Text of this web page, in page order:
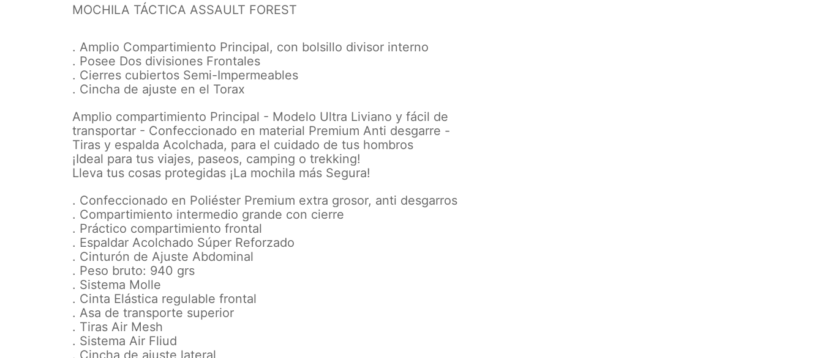
MOCHILA TÁCTICA ASSAULT FOREST
. Amplio Compartimiento Principal, con bolsillo divisor interno
. Posee Dos divisiones Frontales
. Cierres cubiertos Semi-Impermeables
. Cincha de ajuste en el Torax
Amplio compartimiento Principal - Modelo Ultra Liviano y fácil de
transportar - Confeccionado en material Premium Anti desgarre -
Tiras y espalda Acolchada, para el cuidado de tus hombros
¡Ideal para tus viajes, paseos, camping o trekking!
Lleva tus cosas protegidas ¡La mochila más Segura!
. Confeccionado en Poliéster Premium extra grosor, anti desgarros
. Compartimiento intermedio grande con cierre
. Práctico compartimiento frontal
. Espaldar Acolchado Súper Reforzado
. Cinturón de Ajuste Abdominal
. Peso bruto: 940 grs
. Sistema Molle
. Cinta Elástica regulable frontal
. Asa de transporte superior
. Tiras Air Mesh
. Sistema Air Fliud
. Cincha de ajuste lateral